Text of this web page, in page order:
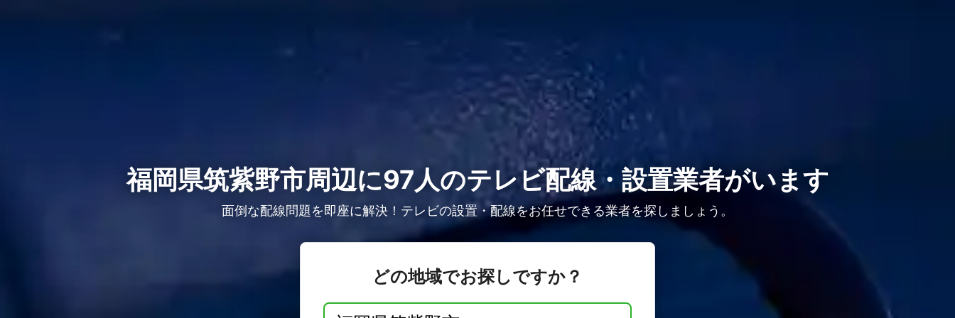
福岡県筑紫野市周辺に97人のテレビ配線・設置業者がいます
面倒な配線問題を即座に解決！テレビの設置・配線をお任せできる業者を探しましょう。
どの地域でお探しですか？